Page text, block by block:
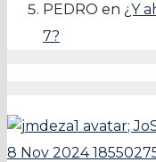
PEDRO en ¿Y
7?
;
8 Nov 2024